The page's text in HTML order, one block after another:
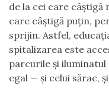
de la cei care
care câștigă puțin,
sprijin. Astfel,
spitalizarea este
parcurile și
egal — și celui sărac,